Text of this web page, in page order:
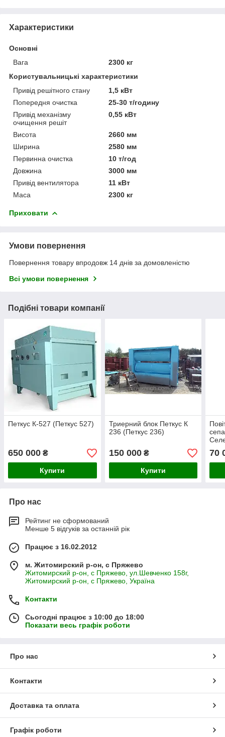
Характеристики
Основні
Вага
2300 кг
Користувальницькі характеристики
Привід решітного стану
1,5 кВт
Попередня очистка
25-30 т/годину
Привід механізму
очищення решіт
0,55 кВт
Висота
2660 мм
Ширина
2580 мм
Первинна очистка
10 т/год
Довжина
3000 мм
Привід вентилятора
11 кВт
Маса
2300 кг
Приховати
Умови повернення
Повернення товару впродовж 14 днів за домовленістю
Всі умови повернення
Подібні товари компанії
Петкус К-527 (Петкус 527)
650 000 ₴
Купити
Триерний блок Петкус К
236 (Петкус 236)
150 000₴
Купити
70
Про нас
Рейтинг не сформований
Менше 5 відгуків за останній рік
Працює з 16.02.2012
м. Житомирский р-он, с Пряжево
Житомирский р-он, с Пряжево, ул.Шевченко 158г,
Житомирский р-он, с Пряжево, Україна
Контакти
Сьогодні працює з 10:00 до 18:00
Показати весь графік роботи
Про нас
Контакти
Доставка та оплата
Графік роботи